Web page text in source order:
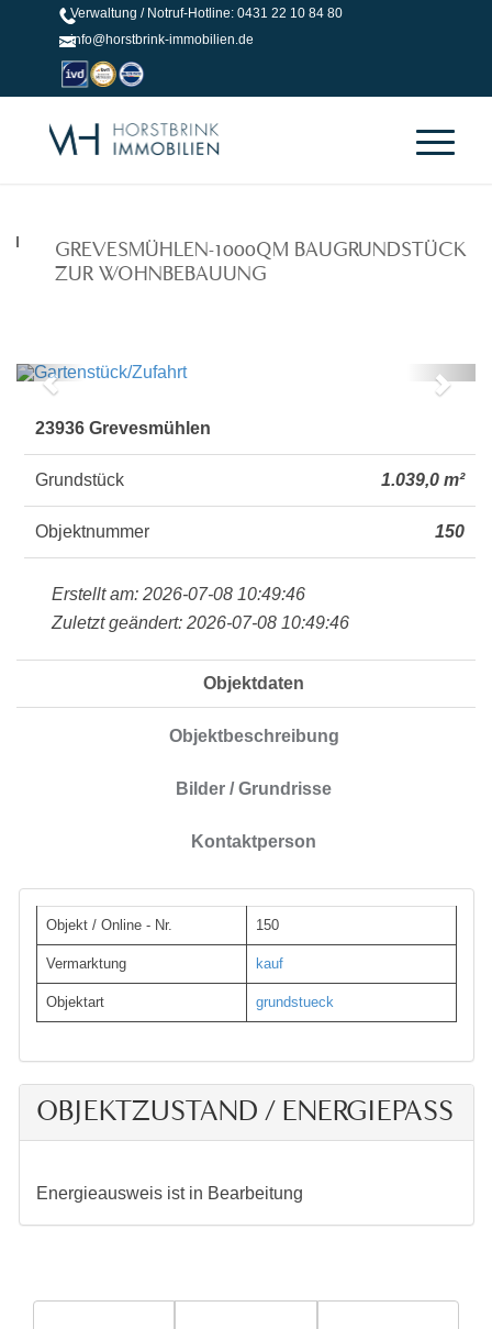
Verwaltung / Notruf-Hotline: 0431 22 10 84 80
info@horstbrink-immobilien.de
GREVESMÜHLEN-1000QM BAUGRUNDSTÜCK
ZUR WOHNBEBAUUNG
Zurück
23936 Grevesmühlen
Grundstück 1.039,0 m²
Objektnummer 150
Erstellt am: 2026-07-08 10:49:46
Zuletzt geändert: 2026-07-08 10:49:46
Objektdaten
Objektbeschreibung
Bilder / Grundrisse
Kontaktperson
Objekt / Online - Nr. 150
Vermarktung kauf
Objektart grundstueck
OBJEKTZUSTAND / ENERGIEPASS
Energieausweis ist in Bearbeitung